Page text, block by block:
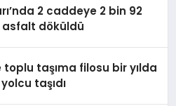
2 caddeye 2 bin 92
asfalt döküldü
toplu taşıma filosu bir yılda
taşıdı